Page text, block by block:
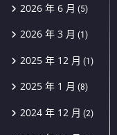
2026 年 6 月 (5)
2026 年 3 月 (1)
2025 年 12 月 (1)
2025 年 1 月 (8)
2024 年 12 月 (2)